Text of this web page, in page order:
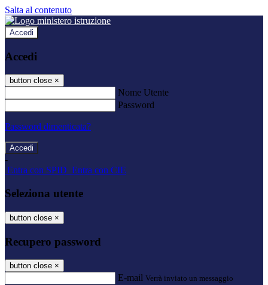
Salta al contenuto
Accedi
Accedi
button close ×
Nome Utente
Password
Password dimenticata?
-
Entra con SPID Entra con CIE
Seleziona utente
button close ×
Recupero password
button close ×
E-mail Verrà inviato un messaggio